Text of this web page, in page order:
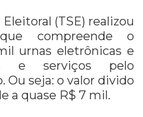
(TSE) realizou
compreende o
urnas eletrônicas e
e serviços pelo
seja: o valor divido
a quase R$ 7 mil.